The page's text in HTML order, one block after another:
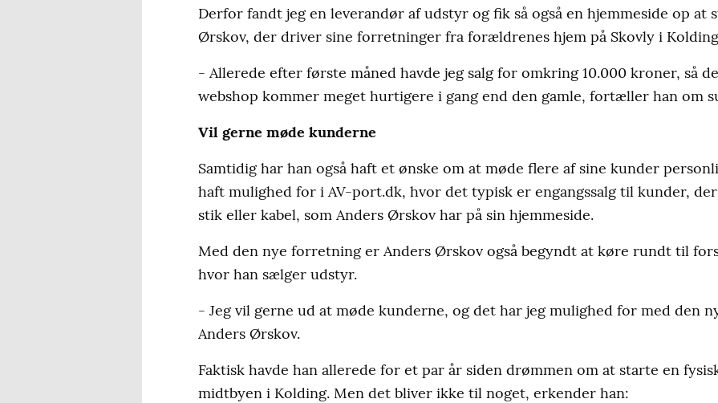
Derfor fandt jeg en leverandør af udstyr og fik så også en hjemmeside op at
Ørskov, der driver sine forretninger fra forældrenes hjem på Skovly i
- Allerede efter første måned havde jeg salg for omkring 10.000 kroner, så
webshop kommer meget hurtigere i gang end den gamle, fortæller han om
Vil gerne møde kunderne
Samtidig har han også haft et ønske om at møde flere af sine kunder
haft mulighed for i AV-port.dk, hvor det typisk er engangssalg til kunder,
stik eller kabel, som Anders Ørskov har på sin hjemmeside.
Med den nye forretning er Anders Ørskov også begyndt at køre rundt til
hvor han sælger udstyr.
- Jeg vil gerne ud at møde kunderne, og det har jeg mulighed for med den
Anders Ørskov.
Faktisk havde han allerede for et par år siden drømmen om at starte en
midtbyen i Kolding. Men det bliver ikke til noget, erkender han: